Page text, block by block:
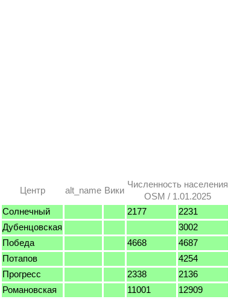
Центр alt_name Вики
Численность населения
OSM / 1.01.2025
Солнечный 2177 2231
Дубенцовская 3002
Победа 4668 4687
Потапов 4254
Прогресс 2338 2136
Романовская 11001 12909